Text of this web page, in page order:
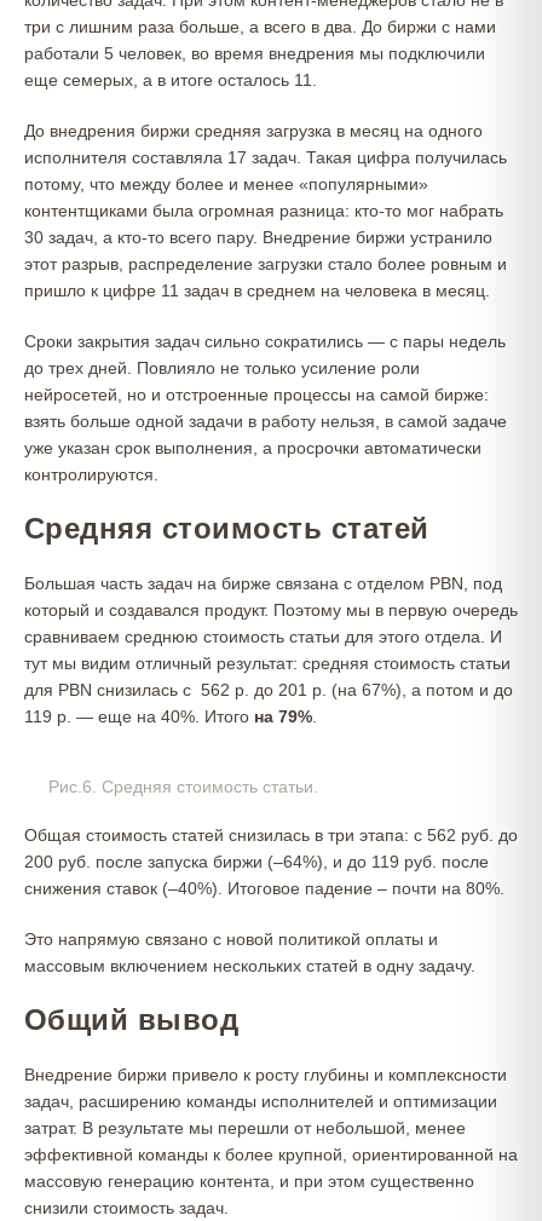
три с лишним раза больше, а всего в два. До биржи с нами
работали 5 человек, во время внедрения мы подключили
еще семерых, а в итоге осталось 11.
До внедрения биржи средняя загрузка в месяц на одного
исполнителя составляла 17 задач. Такая цифра получилась
потому, что между более и менее «популярными»
контентщиками была огромная разница: кто-то мог набрать
30 задач, а кто-то всего пару. Внедрение биржи устранило
этот разрыв, распределение загрузки стало более ровным и
пришло к цифре 11 задач в среднем на человека в месяц.
Сроки закрытия задач сильно сократились — с пары недель
до трех дней. Повлияло не только усиление роли
нейросетей, но и отстроенные процессы на самой бирже:
взять больше одной задачи в работу нельзя, в самой задаче
уже указан срок выполнения, а просрочки автоматически
контролируются.
Средняя стоимость статей
Большая часть задач на бирже связана с отделом PBN, под
который и создавался продукт. Поэтому мы в первую очередь
сравниваем среднюю стоимость статьи для этого отдела. И
тут мы видим отличный результат: средняя стоимость статьи
для PBN снизилась с 562 р. до 201 р. (на 67%), а потом и до
119 р. — еще на 40%. Итого на 79%
Рис.6. Средняя стоимость статьи.
Общая стоимость статей снизилась в три этапа: с 562 руб. до
200 руб. после запуска биржи (–64%), и до 119 руб. после
снижения ставок (–40%). Итоговое падение – почти на 80%.
Это напрямую связано с новой политикой оплаты и
массовым включением нескольких статей в одну задачу.
Общий вывод
Внедрение биржи привело к росту глубины и комплексности
задач, расширению команды исполнителей и оптимизации
затрат. В результате мы перешли от небольшой, менее
эффективной команды к более крупной, ориентированной на
массовую генерацию контента, и при этом существенно
снизили стоимость задач.